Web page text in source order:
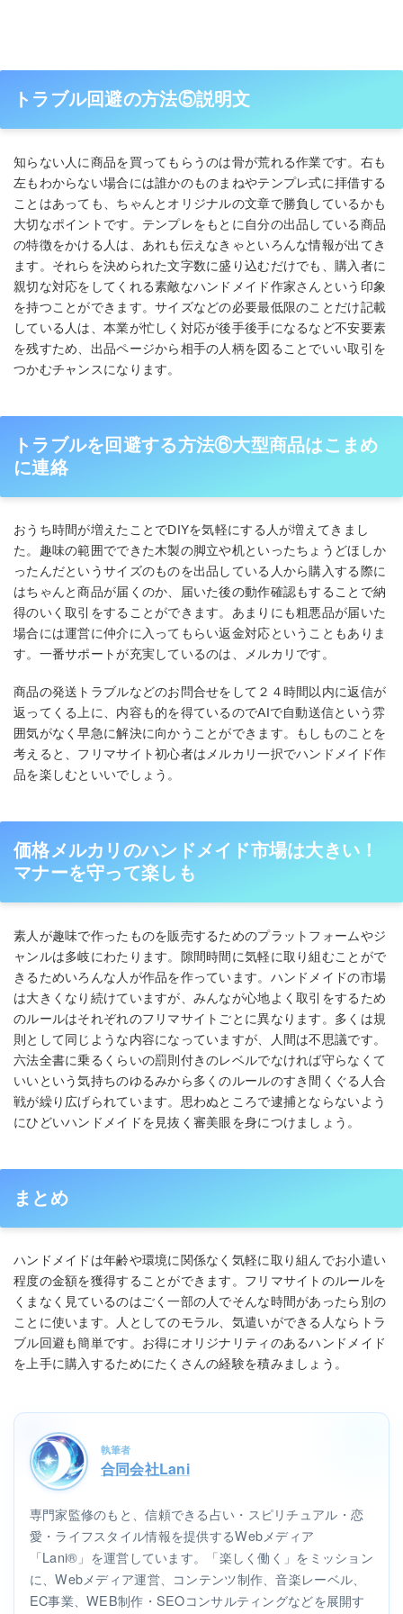
トラブル回避の方法⑤説明文
知らない人に商品を買ってもらうのは骨が荒れる作業です。右も
左もわからない場合には誰かのものまねやテンプレ式に拝借する
ことはあっても、ちゃんとオリジナルの文章で勝負しているかも
大切なポイントです。テンプレをもとに自分の出品している商品
の特徴をかける人は、あれも伝えなきゃといろんな情報が出てき
ます。それらを決められた文字数に盛り込むだけでも、購入者に
親切な対応をしてくれる素敵なハンドメイド作家さんという印象
を持つことができます。サイズなどの必要最低限のことだけ記載
している人は、本業が忙しく対応が後手後手になるなど不安要素
を残すため、出品ページから相手の人柄を図ることでいい取引を
つかむチャンスになります。
トラブルを回避する方法⑥大型商品はこまめ
に連絡
おうち時間が増えたことでDIYを気軽にする人が増えてきまし
た。趣味の範囲でできた木製の脚立や机といったちょうどほしか
ったんだというサイズのものを出品している人から購入する際に
はちゃんと商品が届くのか、届いた後の動作確認もすることで納
得のいく取引をすることができます。あまりにも粗悪品が届いた
場合には運営に仲介に入ってもらい返金対応ということもありま
す。一番サポートが充実しているのは、メルカリです。
商品の発送トラブルなどのお問合せをして２４時間以内に返信が
返ってくる上に、内容も的を得ているのでAIで自動送信という雰
囲気がなく早急に解決に向かうことができます。もしものことを
考えると、フリマサイト初心者はメルカリ一択でハンドメイド作
品を楽しむといいでしょう。
価格メルカリのハンドメイド市場は大きい！
マナーを守って楽しも
素人が趣味で作ったものを販売するためのプラットフォームやジ
ャンルは多岐にわたります。隙間時間に気軽に取り組むことがで
きるためいろんな人が作品を作っています。ハンドメイドの市場
は大きくなり続けていますが、みんなが心地よく取引をするため
のルールはそれぞれのフリマサイトごとに異なります。多くは規
則として同じような内容になっていますが、人間は不思議です。
六法全書に乗るくらいの罰則付きのレベルでなければ守らなくて
いいという気持ちのゆるみから多くのルールのすき間くぐる人合
戦が繰り広げられています。思わぬところで逮捕とならないよう
にひどいハンドメイドを見抜く審美眼を身につけましょう。
まとめ
ハンドメイドは年齢や環境に関係なく気軽に取り組んでお小遣い
程度の金額を獲得することができます。フリマサイトのルールを
くまなく見ているのはごく一部の人でそんな時間があったら別の
ことに使います。人としてのモラル、気遣いができる人ならトラ
ブル回避も簡単です。お得にオリジナリティのあるハンドメイド
を上手に購入するためにたくさんの経験を積みましょう。
執筆者
合同会社Lani
専門家監修のもと、信頼できる占い・スピリチュアル・恋
愛・ライフスタイル情報を提供するWebメディア
「Lani®」を運営しています。「楽しく働く」をミッション
に、Webメディア運営、コンテンツ制作、音楽レーベル、
EC事業、WEB制作・SEOコンサルティングなどを展開す